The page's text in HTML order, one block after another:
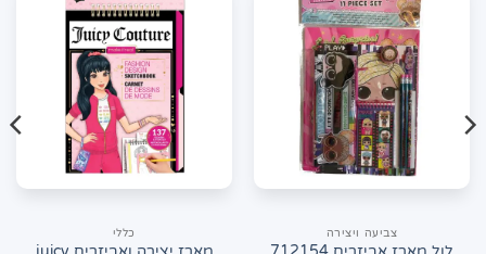
צביעה ויצירה כללי